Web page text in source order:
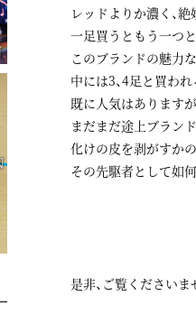
レッドよりか濃く、
一足買うともう一つ
このブランドの魅力な
中には3、4足と買わ
既に人気はありますが
まだまだ途上ブラン
化けの皮を剥がすか
その先駆者として如何
是非、ご覧くださいま